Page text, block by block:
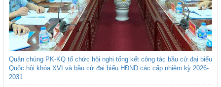
Quân chủng PK-KQ tổ chức hội nghị tổng kết công tác bầu cử đại biểu
Quốc hội khóa XVI và bầu cử đại biểu HĐND các cấp nhiệm kỳ 2026-
2031